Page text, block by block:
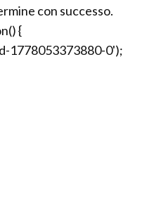
con successo.
{
1778053373880-0');